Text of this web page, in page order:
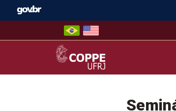
COPPE – UFRJ